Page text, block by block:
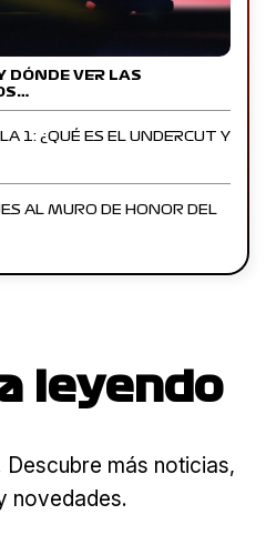
DÓNDE VER LAS
1: ¿QUÉ ES EL UNDERCUT Y
AL MURO DE HONOR DEL
leyendo
más noticias,
novedades.